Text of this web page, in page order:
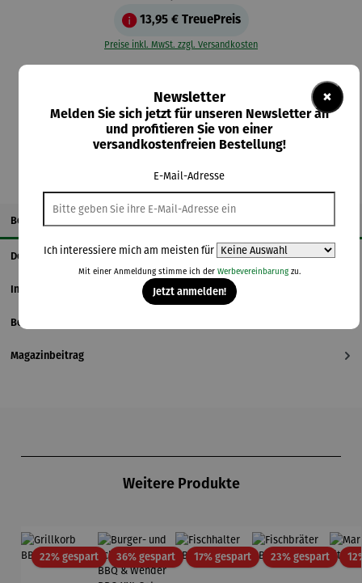
13,95 € TreuePreis
Preise inkl. MwSt. zzgl. Versandkosten
In den Warenkorb
Beschreibung
Details
Informationen zum Hersteller
Bewertungen
Magazinbeitrag
Weitere Produkte
22% gespartRabatt36% gespartRabatt17% gespartRabatt23% gespartRabatt
×
Newsletter
Melden Sie sich jetzt für unseren Newsletter an
und profitieren Sie von einer
versandkostenfreien Bestellung!
E-Mail-Adresse
Ich interessiere mich am meisten für
Mit einer Anmeldung stimme ich der Werbevereinbarungzu.
Jetzt anmelden!